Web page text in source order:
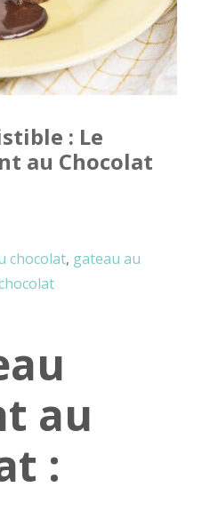
: Le
au Chocolat
chocolat, gateau au
au
: